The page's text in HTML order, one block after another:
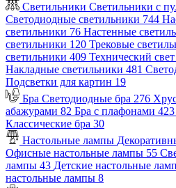
Светильники Светильники с
Светодиодные светильники 744
светильники 76 Настенные
светильники 120 Трековые
светильники 409 Технический свет
Накладные светильники 481
Подсветки для картин 19
Бра Светодиодные бра 276
абажурами 82 Бра с плафонами 423
Классические бра 30
Настольные лампы
Офисные настольные лампы 55
лампы 43 Детские настольные
настольные лампы 8